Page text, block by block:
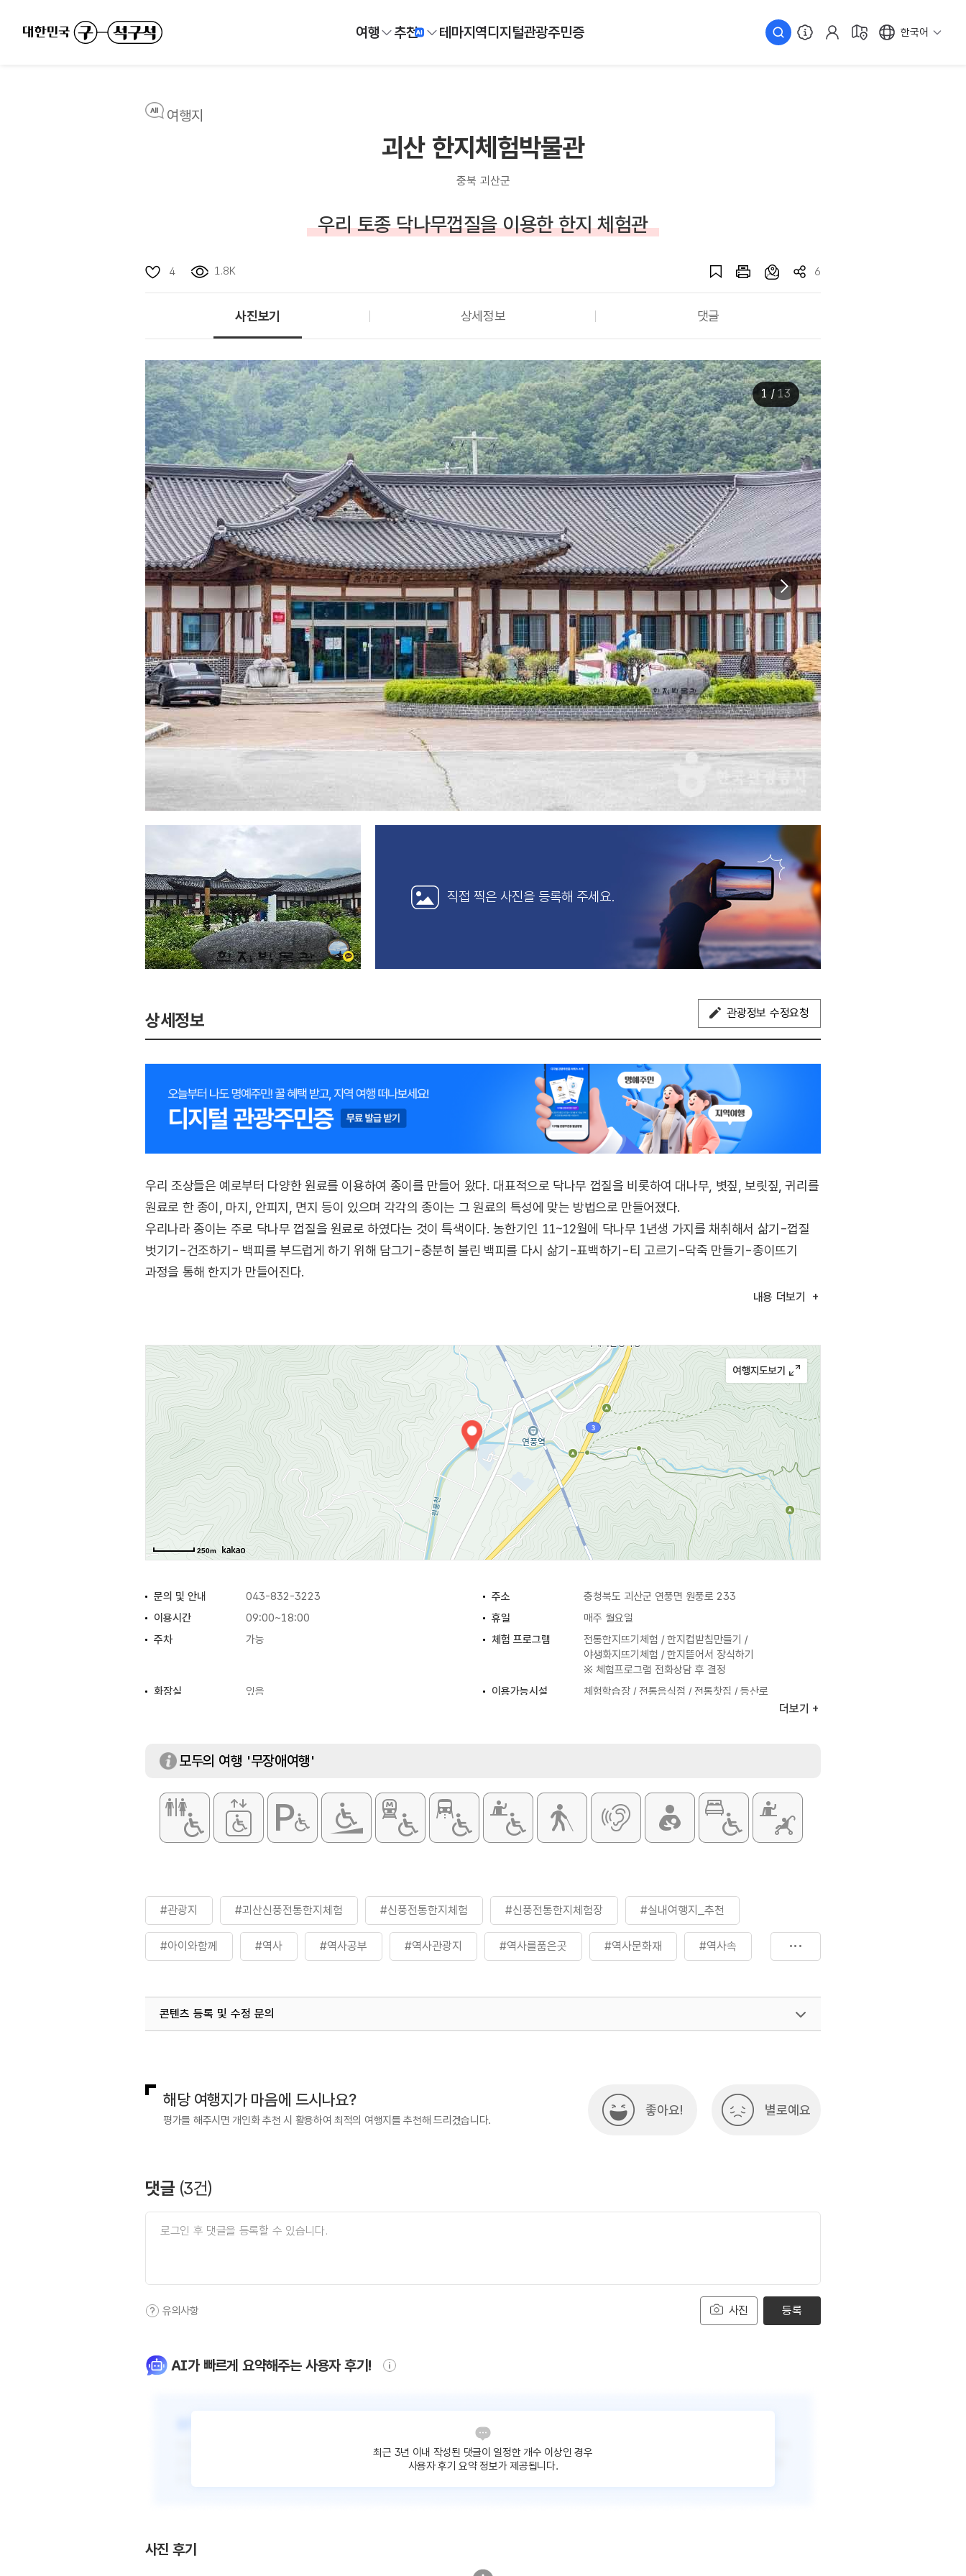
여행 추천 테마지역디지털관광주민증 한국어
여행지
괴산 한지체험박물관
충북 괴산군
우리 토종 닥나무껍질을 이용한 한지 체험관
4 1.8K 6
사진보기 상세정보 댓글
1 / 13
직접 찍은 사진을등록해 주세요.
상세정보 관광정보 수정요청
우리 조상들은 예로부터 다양한 원료를 이용하여 종이를 만들어 왔다. 대표적으로 닥나무 껍질을 비롯하여 대나무, 볏짚, 보릿짚, 귀리를
원료로 한 종이, 마지, 안피지, 면지 등이 있으며 각각의 종이는 그 원료의 특성에 맞는 방법으로 만들어졌다.
우리나라 종이는 주로 닥나무 껍질을 원료로 하였다는 것이 특색이다. 농한기인 11~12월에 닥나무 1년생 가지를 채취해서 삶기-껍질
벗기기-건조하기- 백피를 부드럽게 하기 위해 담그기-충분히 불린 백피를 다시 삶기-표백하기-티 고르기-닥죽 만들기-종이뜨기
과정을 통해 한지가 만들어진다.
신풍한지는 순수 국산 닥나무를 이용하여 한지를 제작한다. 전통적 가치를 소중히 할 기회를 마련코자 전통 한지 뜨기, 야생화지 뜨기,
있어 한지의 천년의 기록과 한지 제작 도구 등 한지 관련 유물을 관람할 수 있다. 또한 인근에 도예공방이 있어 도자기, 소품 등도 구입이
가능하다.
내용 더보기
250m
문의 및 안내 043-832-3223 주소
충청북도 괴산군 연풍면 원풍로 233
이용시간
09:00~18:00 휴일
매주 월요일
주차
가능 체험 프로그램
전통한지뜨기체험 / 한지컵받침만들기 /
야생화지뜨기체험 / 한지뜯어서 장식하기
※ 체험프로그램 전화상담 후 결정
화장실
있음 이용가능시설
체험학습장 / 전통음식점 / 전통찻집 / 등산로
[단체]
※ 국가유공자·장애인·만65세 이상 50% 할인
더보기
모두의 여행 '무장애여행'
#관광지 #괴산신풍전통한지체험 #신풍전통한지체험 #신풍전통한지체험장 #실내여행지_추천
#아이와함께 #역사 #역사공부 #역사관광지 #역사를품은곳 #역사문화재 #역사속
#충청권 #한지체험
콘텐츠 등록 및 수정 문의
해당 여행지가 마음에 드시나요?
평가를 해주시면 개인화 추천 시 활용하여 최적의 여행지를 추천해 드리겠습니다.
좋아요! 별로예요
댓글 (3건)
사진
유의사항 등록
AI가 빠르게 요약해주는 사용자 후기!
최근 3년 이내 작성된 댓글이 일정한 개수 이상인 경우
사용자 후기 요약 정보가 제공됩니다.
사진 후기